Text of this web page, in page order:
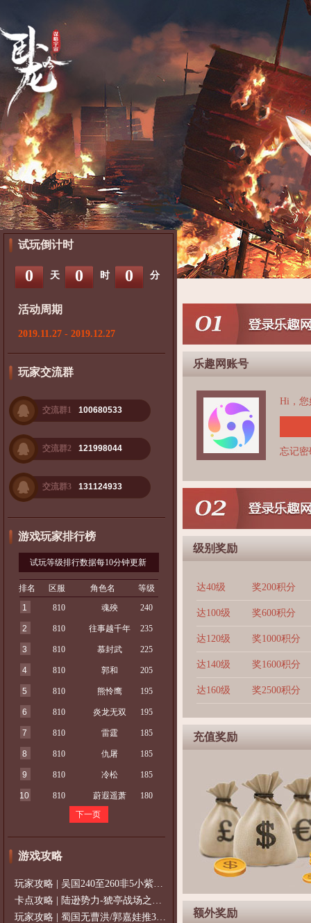
试玩倒计时
0 天 0 时 0 分
活动周期
2019.11.27 - 2019.12.27
玩家交流群
交流群1 100680533
交流群2 121998044
交流群3 131124933
游戏玩家排行榜
试玩等级排行数据每10分钟更新
排名 区服 角色名
等级
1
810 魂殃 240
2 810 往事越千年 235
3 810 慕封武 225
4 810 郭和 205
5 810 熊怜鹰 195
6 810 炎龙无双 195
7 810 雷霆 185
8 810 仇屠 185
9 810 冷松 185
10 810 蔚遐遥萧
180
下一页
游戏攻略
玩家攻略 | 吴国240至260非5小紫过策免
卡点攻略 | 陆逊势力-猇亭战场之陆逊
玩家攻略 | 蜀国无曹洪/郭嘉娃推375级，
乐趣网账号
Hi，您
忘记密
级别奖励
达40级 奖200积分
达100级 奖600积分
达120级 奖1000积分
达140级 奖1600积分
达160级 奖2500积分
充值奖励
额外奖励